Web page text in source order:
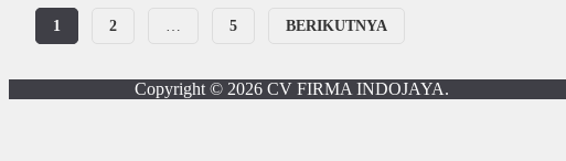
1 2 … 5 BERIKUTNYA
Copyright © 2026 CV FIRMA INDOJAYA.